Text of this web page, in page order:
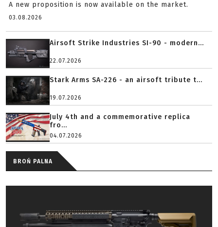
A new proposition is now available on the market.
03.08.2026
Airsoft Strike Industries SI-90 - modern...
22.07.2026
Stark Arms SA-226 - an airsoft tribute t...
19.07.2026
July 4th and a commemorative replica
fro...
04.07.2026
BROŃ PALNA